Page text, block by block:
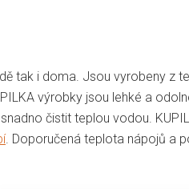
tak i doma. Jsou vyrobeny z
výrobky jsou lehké a
čistit teplou vodou.
. Doporučená teplota nápojů a